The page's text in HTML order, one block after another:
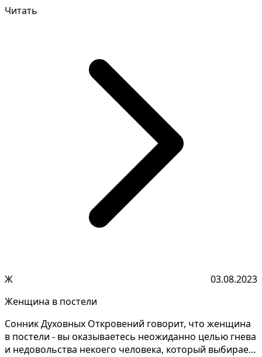
Читать
Ж
03.08.2023
Женщина в постели
Сонник Духовных Откровений говорит, что женщина
в постели - вы оказываетесь неожиданно целью гнева
и недовольства некоего человека, который выбирает